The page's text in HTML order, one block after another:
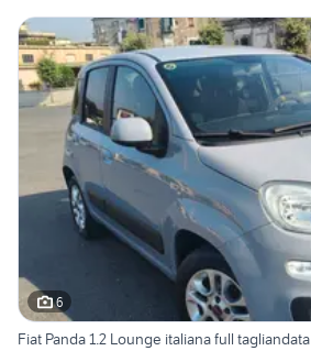
6
Fiat Panda 1.2 Lounge italiana full tagliandata